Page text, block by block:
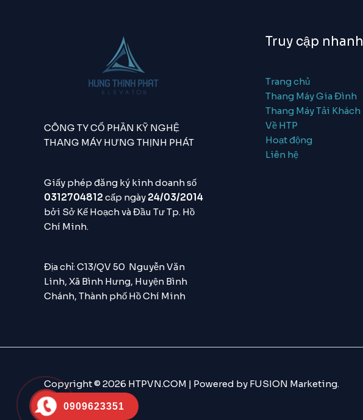
CÔNG TY CỔ PHẦN KỸ NGHỆ
THANG MÁY HƯNG THỊNH PHÁT
Giấy phép đăng ký kinh doanh số
0312704812 cấp ngày 24/03/2014
bởi Sở Kế Hoạch và Đầu Tư Tp. Hồ
Chí Minh.
Địa chỉ: C13/QV 50 Nguyễn Văn
Linh, Xã Bình Hưng, Huyện Bình
Chánh, Thành phố Hồ Chí Minh
Truy cập nhanh
Trang chủ
Thang Máy Gia Đình
Thang Máy Tải Khách
Về HTP
Hoạt động
Liên hệ
Copyright © 2026 HTPVN.COM | Powered by FUSION Marketing.
0909623351